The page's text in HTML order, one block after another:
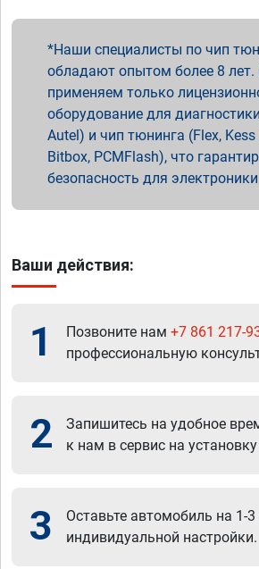
Наши специалисты по чип
обладают опытом более 8
применяем только
оборудование для
Autel) и чип тюнинга (Flex, Kess
Bitbox, PCMFlash), что
безопасность для
Ваши действия:
1 Позвоните нам +7 861 217-
профессиональную
2
Запишитесь на удобное
к нам в сервис на
3
Оставьте автомобиль на 1-
индивидуальной настройки.